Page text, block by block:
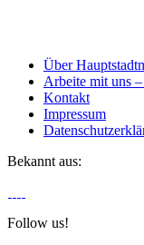
Über
Arbeite mit uns
Kontakt
Impressum
Bekannt aus:
Follow us!